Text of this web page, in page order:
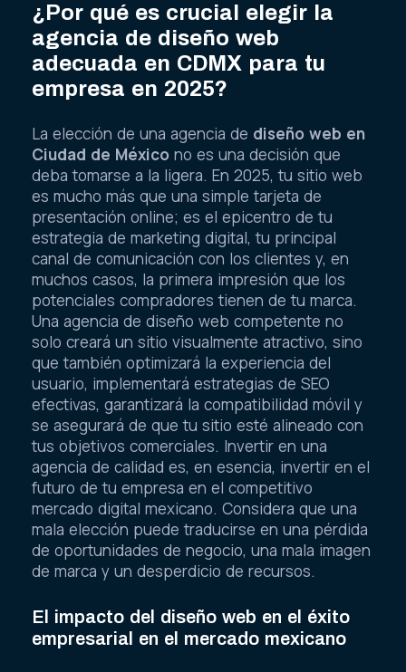
¿Por qué es crucial elegir la
agencia de diseño web
adecuada en CDMX para tu
empresa en 2025?
La elección de una agencia de diseño web en
Ciudad de México no es una decisión que
deba tomarse a la ligera. En 2025, tu sitio web
es mucho más que una simple tarjeta de
presentación online; es el epicentro de tu
estrategia de marketing digital, tu principal
canal de comunicación con los clientes y, en
muchos casos, la primera impresión que los
potenciales compradores tienen de tu marca.
Una agencia de diseño web competente no
solo creará un sitio visualmente atractivo, sino
que también optimizará la experiencia del
usuario, implementará estrategias de SEO
efectivas, garantizará la compatibilidad móvil y
se asegurará de que tu sitio esté alineado con
tus objetivos comerciales. Invertir en una
agencia de calidad es, en esencia, invertir en el
futuro de tu empresa en el competitivo
mercado digital mexicano. Considera que una
mala elección puede traducirse en una pérdida
de oportunidades de negocio, una mala imagen
de marca y un desperdicio de recursos.
El impacto del diseño web en el éxito
empresarial en el mercado mexicano